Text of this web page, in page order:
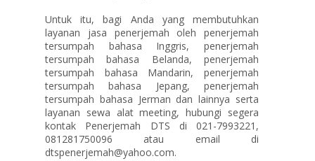
Untuk itu, bagi Anda yang membutuhkan
layanan jasa penerjemah oleh penerjemah
tersumpah bahasa Inggris, penerjemah
tersumpah bahasa Belanda, penerjemah
tersumpah bahasa Mandarin, penerjemah
tersumpah bahasa Jepang, penerjemah
tersumpah bahasa Jerman dan lainnya serta
layanan sewa alat meeting, hubungi segera
kontak Penerjemah DTS di 021-7993221,
081281750096 atau email di
dtspenerjemah@yahoo.com.